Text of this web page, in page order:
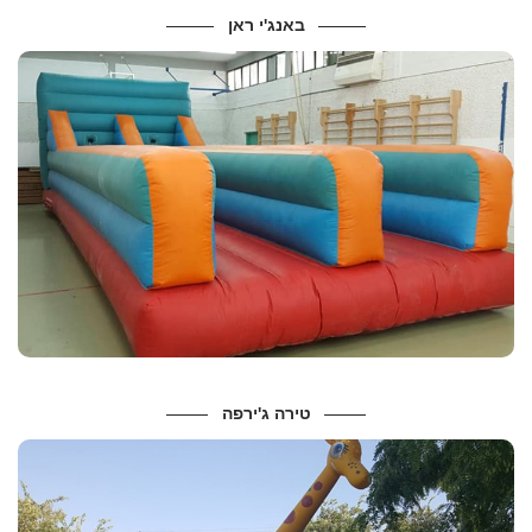
באנג'י ראן
מידות ונתונים
מידות : אורך : 13 ,רוחב: 4,
מחיר להשכרה 600 ש”ח
טירה ג'ירפה